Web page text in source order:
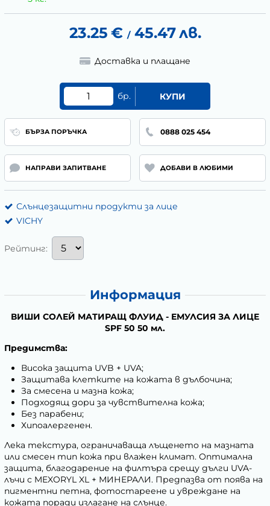
23.25 € / 45.47лв.
Доставка и плащане
бр. КУПИ
БЪРЗА ПОРЪЧКА 0888 025 454
НАПРАВИ ЗАПИТВАНЕ ДОБАВИ В ЛЮБИМИ
Слънцезащитни продукти за лице
VICHY
Рейтинг:
Информация
ВИШИ СОЛЕЙ МАТИРАЩ ФЛУИД - ЕМУЛСИЯ ЗА ЛИЦЕ
SPF 50 50 мл.
Предимства:
Висока защита UVB + UVA;
Защитава клетките на кожата в дълбочина;
За смесена и мазна кожа;
Подходящ дори за чувствителна кожа;
Без парабени;
Хипоалергенен.
Лека текстура, ограничаваща лъщенето на мазната
или смесен тип кожа при влажен климат. Оптимална
защита, благодарение на филтъра срещу дълги UVA-
лъчи с MEXORYL XL + МИНЕРАЛИ. Предпазва от поява на
пигментни петна, фотостареене и увреждане на
кожата поради излагане на слънце.